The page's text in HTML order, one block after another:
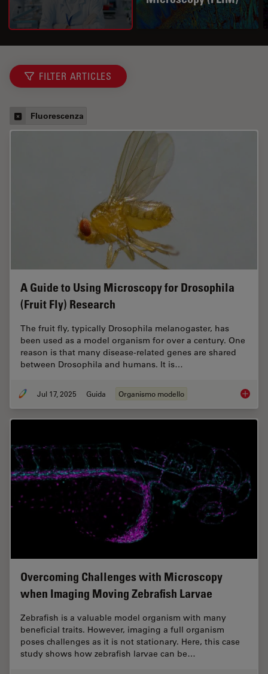
FILTER ARTICLES
Fluorescenza
A Guide to Using Microscopy for Drosophila
(Fruit Fly) Research
The fruit fly, typically Drosophila melanogaster, has
been used as a model organism for over a century. One
reason is that many disease-related genes are shared
between Drosophila and humans. It is…
Jul 17, 2025 Guida Organismo modello A
Overcoming Challenges with Microscopy
when Imaging Moving Zebrafish Larvae
Zebrafish is a valuable model organism with many
beneficial traits. However, imaging a full organism
poses challenges as it is not stationary. Here, this case
study shows how zebrafish larvae can be…